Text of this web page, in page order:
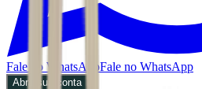
Fale no WhatsAppFale no WhatsApp
Abra sua conta